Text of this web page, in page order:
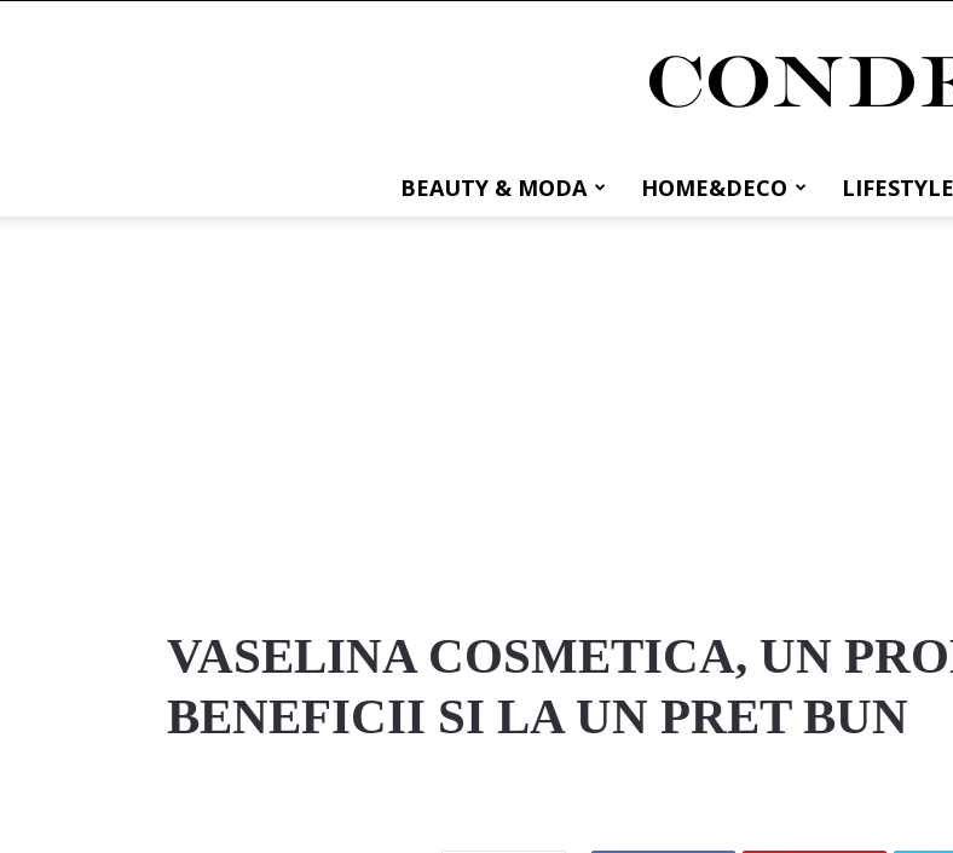
Conde
BEAUTY & MODA HOME&DECO LIFESTYLE
VASELINA COSMETICA, UN
BENEFICII SI LA UN PRET BUN